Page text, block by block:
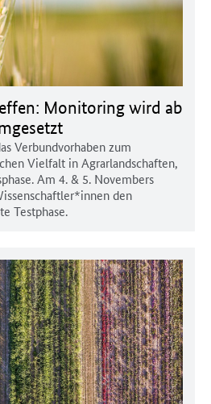
Monitoring wird ab
Verbundvorhaben zum
Vielfalt in Agrarlandschaften,
Am 4. & 5. Novembers
den
Testphase.